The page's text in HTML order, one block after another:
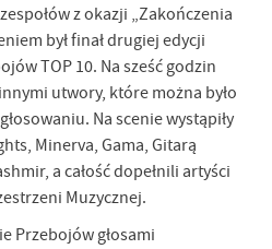
z okazji „Zakończenia
był finał drugiej edycji
TOP 10. Na sześć godzin
utwory, które można było
Na scenie wystąpiły
Minerva, Gama, Gitarą
a całość dopełnili artyści
Muzycznej.
Przebojów głosami